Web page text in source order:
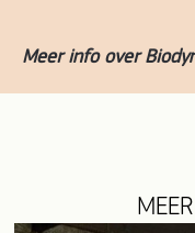
Meer info over